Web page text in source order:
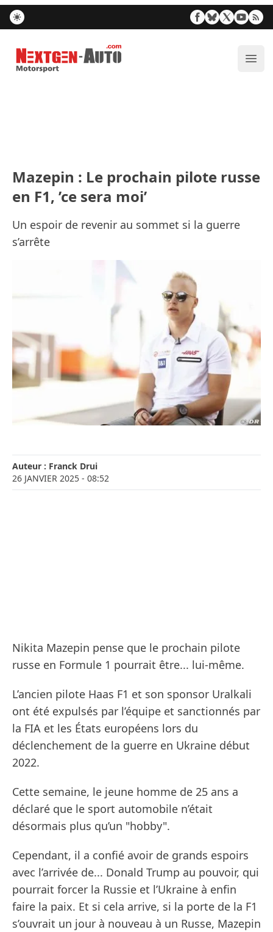
Nextgen-Auto.com
Mazepin : Le prochain pilote russe
en F1, ’ce sera moi’
Un espoir de revenir au sommet si la guerre
s’arrête
Auteur : Franck Drui
26 JANVIER 2025 - 08:52
Nikita Mazepin pense que le prochain pilote
russe en Formule 1 pourrait être... lui-même.
L’ancien pilote Haas F1 et son sponsor Uralkali
ont été expulsés par l’équipe et sanctionnés par
la FIA et les États européens lors du
déclenchement de la guerre en Ukraine début
2022.
Cette semaine, le jeune homme de 25 ans a
déclaré que le sport automobile n’était
désormais plus qu’un "hobby".
Cependant, il a confié avoir de grands espoirs
avec l’arrivée de... Donald Trump au pouvoir, qui
pourrait forcer la Russie et l’Ukraine à enfin
faire la paix. Et si cela arrive, si la porte de la F1
s’ouvrait un jour à nouveau à un Russe, Mazepin